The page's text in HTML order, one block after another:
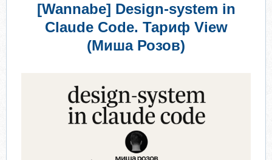
[Wannabe] Design-system in
Claude Code. Тариф View
(Миша Розов)